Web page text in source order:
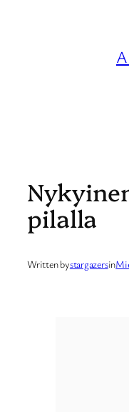
pilalla
Written bystargazersin